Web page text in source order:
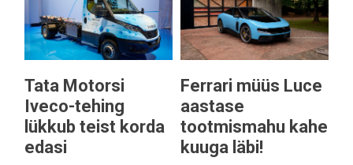
Tata Motorsi
Iveco-tehing
lükkub teist korda
edasi
Ferrari müüs Luce
aastase
tootmismahu kahe
kuuga läbi!